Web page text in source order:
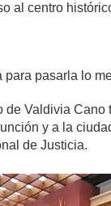
al centro
pasarla lo
Valdivia Cano
y a la
de Justicia.